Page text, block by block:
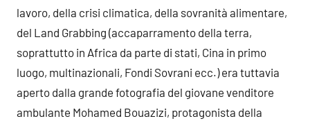
lavoro, della crisi climatica, della sovranità alimentare,
del Land Grabbing (accaparramento della terra,
soprattutto in Africa da parte di stati, Cina in primo
luogo, multinazionali, Fondi Sovrani ecc.) era tuttavia
aperto dalla grande fotografia del giovane venditore
ambulante Mohamed Bouazizi, protagonista della